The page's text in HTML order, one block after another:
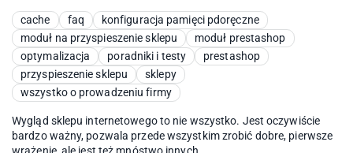
cache faq
konfiguracja pamięci pdoręczne
moduł na przyspieszenie sklepu
moduł prestashop
optymalizacja
poradniki i testy
prestashop
przyspieszenie sklepu
sklepy
wszystko o prowadzeniu firmy
Wygląd sklepu internetowego to nie wszystko. Jest oczywiście
bardzo ważny, pozwala przede wszystkim zrobić dobre, pierwsze